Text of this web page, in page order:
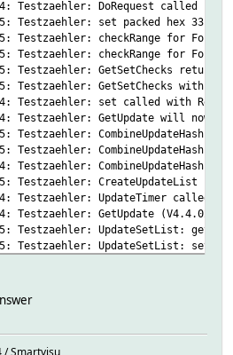
Testzaehler: DoRequest called
Testzaehler: set packed hex 33
Testzaehler: checkRange for
Testzaehler: checkRange for
Testzaehler: GetSetChecks returns
Testzaehler: GetSetChecks with
4: Testzaehler: set called with Reset
Testzaehler: GetUpdate will now
Testzaehler: CombineUpdateHash
Testzaehler: CombineUpdateHash
Testzaehler: CombineUpdateHash
5: Testzaehler: CreateUpdateList
4: Testzaehler: UpdateTimer
Testzaehler: GetUpdate (V4.4.02
Testzaehler: UpdateSetList:
Testzaehler: UpdateSetList:
Testzaehler: CombineUpdateHash